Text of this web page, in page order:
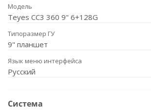
Модель
Teyes CC3 360 9" 6+128G
Типоразмер ГУ
9" планшет
Язык меню интерфейса
Русский
Система